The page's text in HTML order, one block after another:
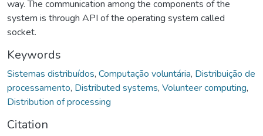
way. The communication among the components of the
system is through API of the operating system called
socket.
Keywords
Sistemas distribuídos, Computação voluntária, Distribuição de
processamento, Distributed systems, Volunteer computing,
Distribution of processing
Citation